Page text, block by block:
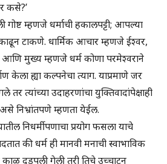
कसे?’
गोष्ट म्हणजे धर्माची हकालपट्टी; आपल्या
टाकणे. धार्मिक आचार म्हणजे ईश्वर,
आणि मुख्य म्हणजे धर्म कोणा परमेश्वराने
केला ह्या कल्पनेचा त्याग. याप्रमाणे जर
तर त्यांच्या उदाहरणांचा युक्तिवादांपेक्षाही
निभ्रांतपणे म्हणता येईल.
निधर्मीपणाचा प्रयोग फसला याचे
की धर्म ही मानवी मनाची स्वाभाविक
दडपली गेली तरी तिचे उच्चाटन